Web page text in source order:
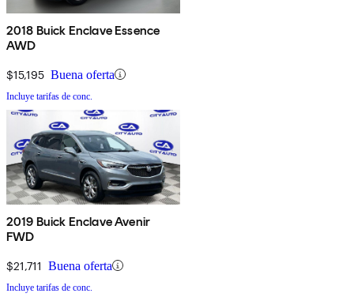
2018 Buick Enclave Essence
AWD
$15,195 Buena oferta
Incluye tarifas de conc.
2019 Buick Enclave Avenir
FWD
$21,711 Buena oferta
Incluye tarifas de conc.